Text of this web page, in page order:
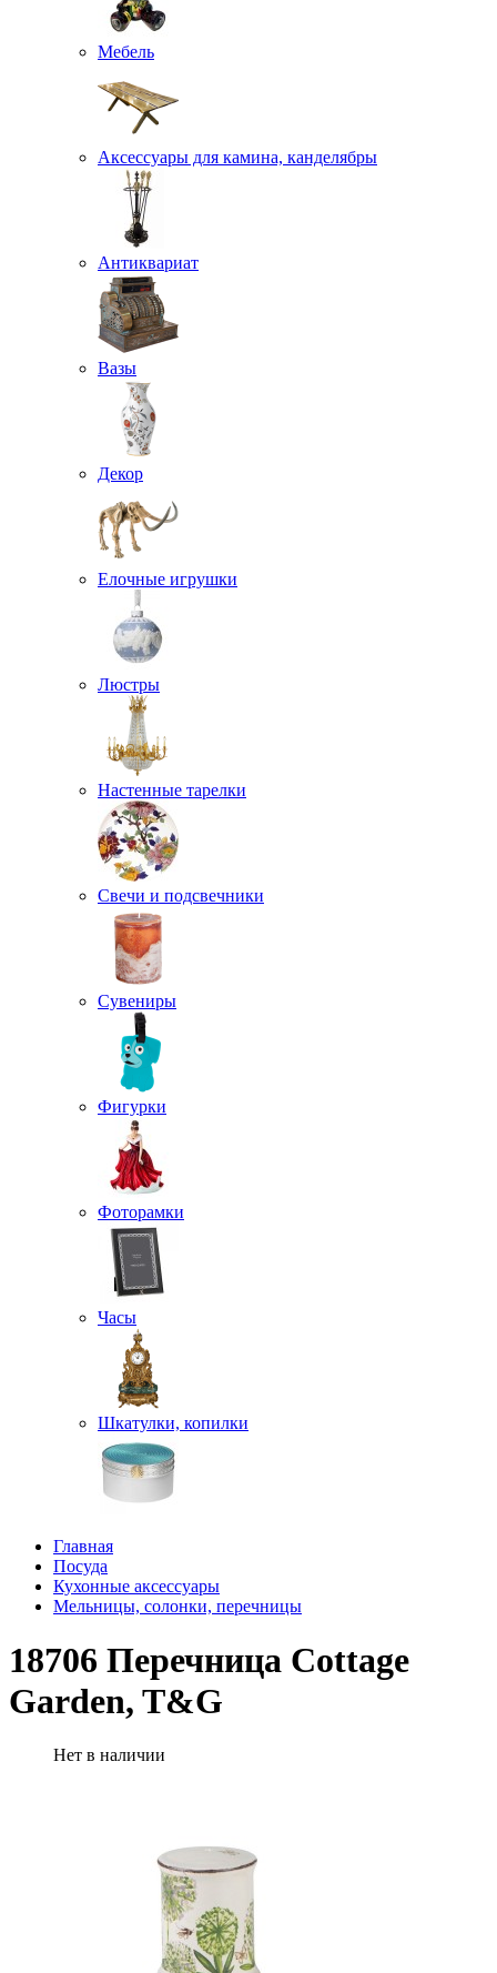
Мебель
Аксессуары для камина, канделябры
Антиквариат
Вазы
Декор
Елочные игрушки
Люстры
Настенные тарелки
Свечи и подсвечники
Сувениры
Фигурки
Фоторамки
Часы
Шкатулки, копилки
Главная
Посуда
Кухонные аксессуары
Мельницы, солонки, перечницы
18706 Перечница Cottage
Garden, T&G
Нет в наличии